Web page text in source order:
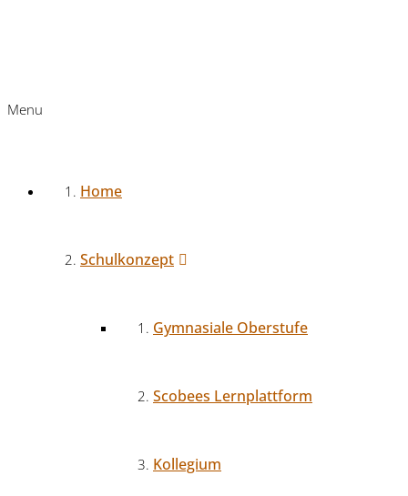
Menu
Home
Schulkonzept
Gymnasiale Oberstufe
Scobees Lernplattform
Kollegium